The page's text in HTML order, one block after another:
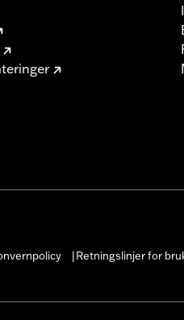
Retningslinjer for